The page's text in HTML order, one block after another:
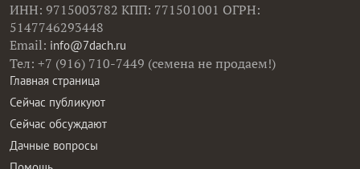
ИНН: 9715003782 КПП: 771501001 ОГРН:
5147746293448
Email: info@7dach.ru
Тел: +7 (916) 710-7449 (семена не продаем!)
Главная страница
Сейчас публикуют
Сейчас обсуждают
Дачные вопросы